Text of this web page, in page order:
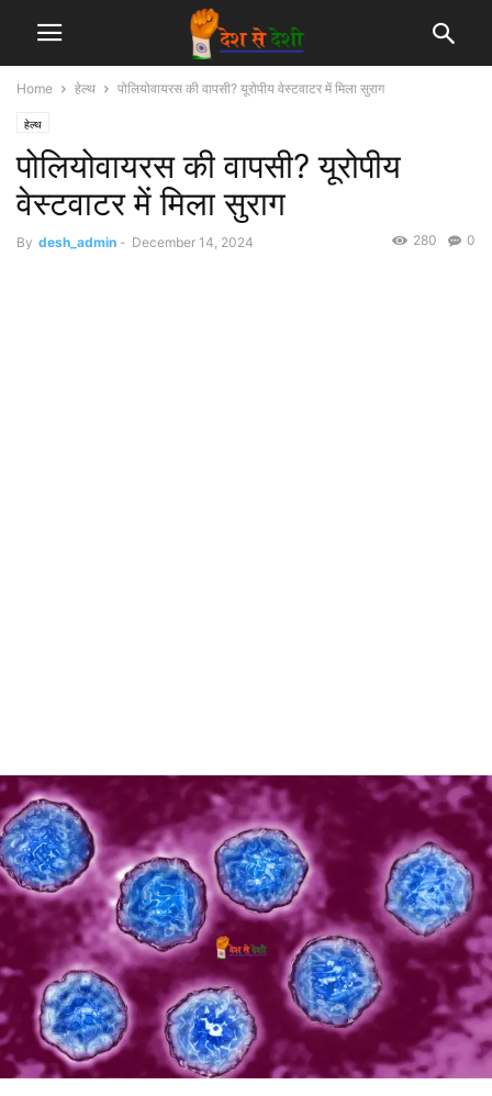
Home हेल्थ पोलियोवायरस की वापसी? यूरोपीय वेस्टवाटर में मिला सुराग
हेल्थ
पोलियोवायरस की वापसी? यूरोपीय
वेस्टवाटर में मिला सुराग
By desh_admin - December 14, 2024 0
280